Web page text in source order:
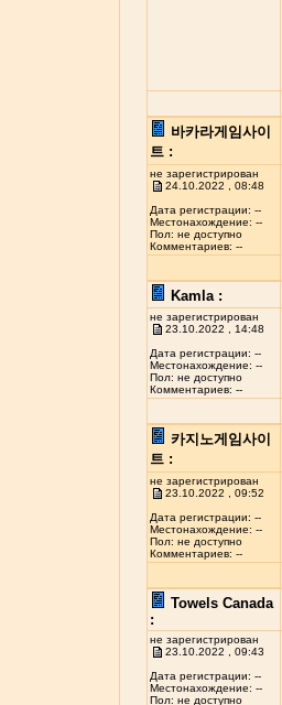
바카라게임사이
트 :
не зарегистрирован
24.10.2022 , 08:48
Дата регистрации: --
Местонахождение: --
Пол: не доступно
Комментариев: --
Kamla :
не зарегистрирован
23.10.2022 , 14:48
Дата регистрации: --
Местонахождение: --
Пол: не доступно
Комментариев: --
카지노게임사이
트 :
не зарегистрирован
23.10.2022 , 09:52
Дата регистрации: --
Местонахождение: --
Пол: не доступно
Комментариев: --
Towels Canada
:
не зарегистрирован
23.10.2022 , 09:43
Дата регистрации: --
Местонахождение: --
Пол: не доступно